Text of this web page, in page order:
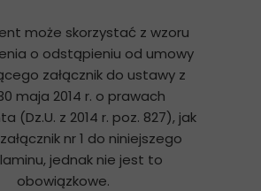
może skorzystać z wzoru
o odstąpieniu od umowy
załącznik do ustawy z
maja 2014 r. o prawach
(Dz.U. z 2014 r. poz. 827), jak
nr 1 do niniejszego
jednak nie jest to
obowiązkowe.